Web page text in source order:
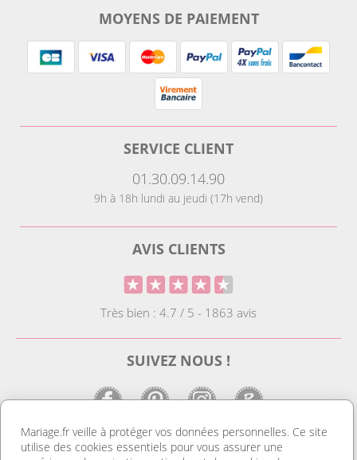
MOYENS DE PAIEMENT
SERVICE CLIENT
01.30.09.14.90
9h à 18h lundi au jeudi (17h vend)
AVIS CLIENTS
Très bien : 4.7 / 5 - 1863 avis
SUIVEZ NOUS !
LE SITE DE LA DECO MARIAGE
Mariage.fr veille à protéger vos données personnelles. Ce site
utilise des cookies essentiels pour vous assurer une